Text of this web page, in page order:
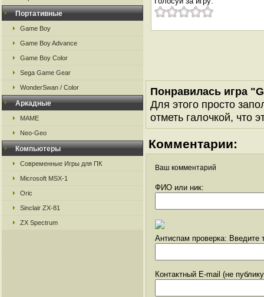
Портативные
Game Boy
Game Boy Advance
Game Boy Color
Sega Game Gear
WonderSwan / Color
Аркадные
MAME
Neo-Geo
Компьютеры
Современные Игры для ПК
Microsoft MSX-1
Oric
Sinclair ZX-81
ZX Spectrum
Понравилась игра
Для этого просто
отметь галочкой, что
Комментарии:
Ваш комментарий
ФИО или ник:
Антиспам проверка: Введите
Контактный E-mail (не